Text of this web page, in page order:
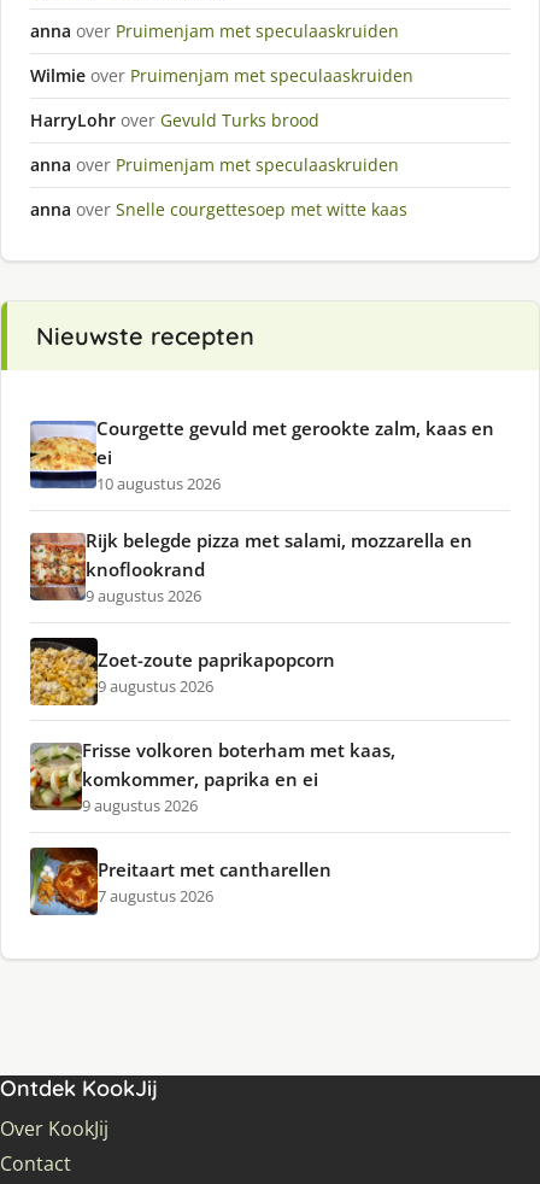
anna over Pruimenjam met speculaaskruiden
Wilmie over Pruimenjam met speculaaskruiden
HarryLohr over Gevuld Turks brood
anna over Pruimenjam met speculaaskruiden
anna over Snelle courgettesoep met witte kaas
Nieuwste recepten
Courgette gevuld met gerookte zalm, kaas en
ei
10 augustus 2026
Rijk belegde pizza met salami, mozzarella en
knoflookrand
9 augustus 2026
Zoet-zoute paprikapopcorn
9 augustus 2026
Frisse volkoren boterham met kaas,
komkommer, paprika en ei
9 augustus 2026
Preitaart met cantharellen
7 augustus 2026
Ontdek KookJij
Over KookJij
Contact